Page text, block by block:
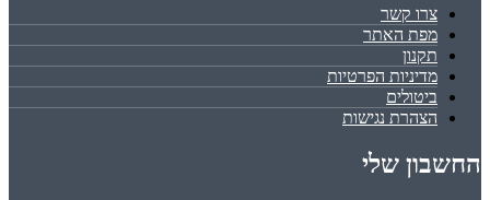
צרו קשר
מפת האתר
תקנון
מדיניות הפרטיות
ביטולים
הצהרת נגישות
החשבון שלי